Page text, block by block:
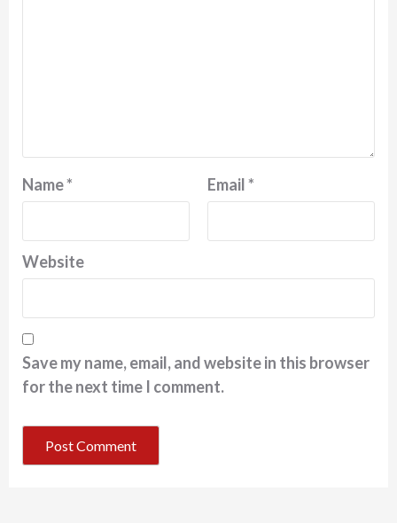
Name* Email*
Website
Save my name, email, and website in this browser
for the next time I comment.